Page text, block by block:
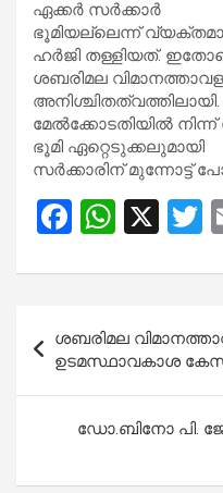
ഏക്കർ സർക്കാർ
ഭൂമിയല്ലെന്ന്
ഹര്‍ജി തള്ളിയത്.
ശബരിമല
മേൽക്കോടതിയിൽ നിന്ന്
ഭൂമി ഏറ്റെടുക്കലുമായി
സർക്കാരിന് മുന്നോട്ട്
F
ce
o
o
k
W
at
A
p
p
X
T
navigation
ശബരിമല
ഉടമസ്ഥാവകാശ
ഡോ.ബിനോ പി.